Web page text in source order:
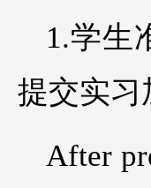
1.学生
提交实习
After